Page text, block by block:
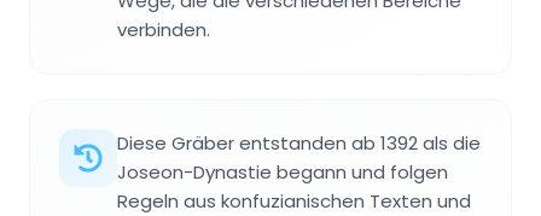
verbinden.
Diese Gräber entstanden ab 1392 als die
Joseon-Dynastie begann und folgen
Regeln aus konfuzianischen Texten und